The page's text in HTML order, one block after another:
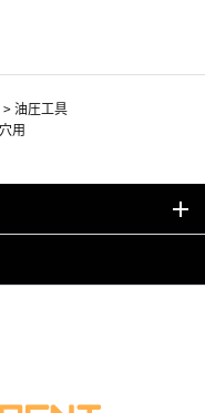
>油圧工具
用